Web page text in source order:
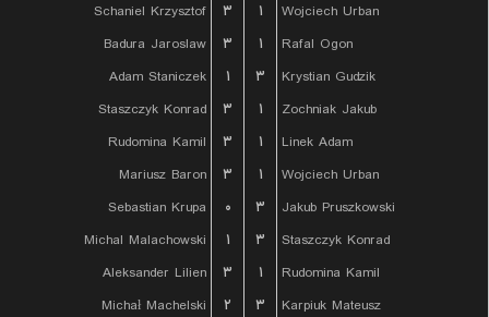
Schaniel Krzysztof
۳ ۱
Wojciech Urban
Badura Jaroslaw
۳ ۱
Rafal Ogon
Adam Staniczek
۱ ۳
Krystian Gudzik
Staszczyk Konrad
۳ ۱
Zochniak Jakub
Rudomina Kamil
۳ ۱
Linek Adam
Mariusz Baron
۳ ۱
Wojciech Urban
Sebastian Krupa
۰ ۳
Jakub Pruszkowski
Michal Malachowski
۱ ۳
Staszczyk Konrad
Aleksander Lilien
۳ ۱
Rudomina Kamil
Michał Machelski
۲ ۳
Karpiuk Mateusz